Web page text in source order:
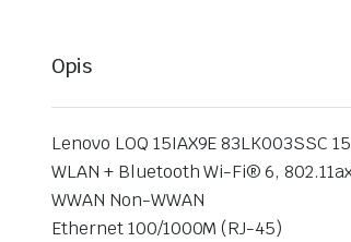
Opis
Lenovo LOQ 15IAX9E 83LK003SSC
WLAN + Bluetooth Wi-Fi® 6,
WWAN Non-WWAN
Ethernet 100/1000M (RJ-45)